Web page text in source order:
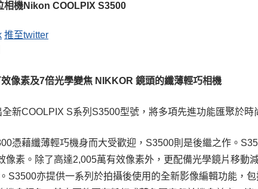
相機Nikon COOLPIX S3500
推至twitter
像素及7倍光學變焦 NIKKOR 鏡頭的纖薄輕巧相機
新COOLPIX S系列S3500型號，將多項先進功能匯聚於時
憑藉纖薄輕巧機身而大受歡迎，S3500則是後繼之作。
像素。除了高達2,005萬有效像素外，更配備光學鏡片移動
S3500亦提供一系列於拍攝後使用的全新影像編輯功能，